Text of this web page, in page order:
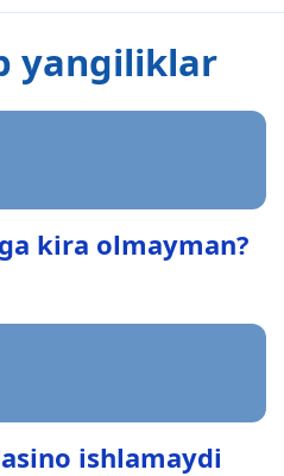
yangiliklar
kira olmayman?
ishlamaydi